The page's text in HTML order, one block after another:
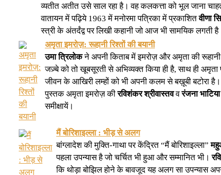
व्यतीत अतीत उसे साल रहा है। वह कलकत्ता को भूल जाना
वातायन में पढ़िये 1963 में मनोरमा पत्रिका में प्रकाशितवीणा
स्त्री के अंतर्दंद्व पर लिखी कहानी जो आज भी सामयिक लगती
अमृता इमरोज़: रूहानी रिश्तों की बयानी
उमा त्रिलोकने अपनी किताब में इमरोज़ और अमृता की
जज़्बे को तो खूबसूरती से अभिव्यक्त किया ही है, साथ ही अमृता
जीवन के आखिरी लम्हों को भी अपनी कलम से बख़ूबी बटोरा है।
पुस्तक अमृता इमरोज़ कीरविशंकर श्रीवास्तववरंजना भाटिया
समीक्षायें।
मैं बोरिशाइल्ला : भीड़ से अलग
बांग्लादेश की मुक्ति-गाथा पर केंद्रित “मैं बोरिशाइल्ला”
पहला उपन्यास है जो चर्चित भी हुआ और सम्मानित भी।
कि थोड़ा बोझिल होने के बावजूद यह अलग सा उपन्यास